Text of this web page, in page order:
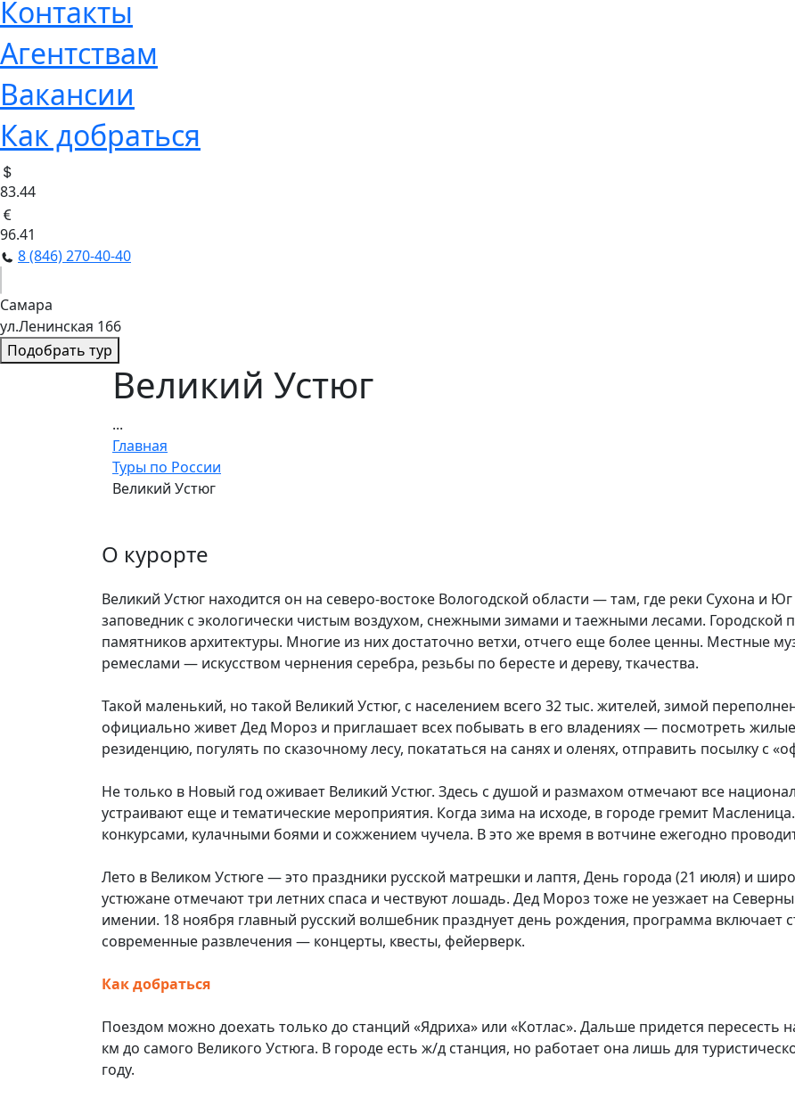
Контакты
Агентствам
Вакансии
Как добраться
83.44
96.41
8 (846) 270-40-40
Самара
ул.Ленинская 166
Подобрать тур
Великий Устюг
...
Главная
Туры по России
Великий Устюг
О курорте
Великий Устюг находится он на северо-востоке Вологодской области — там, где реки Сухона и
заповедник с экологически чистым воздухом, снежными зимами и таежными лесами. Городской
памятников архитектуры. Многие из них достаточно ветхи, отчего еще более ценны. Местные
ремеслами — искусством чернения серебра, резьбы по бересте и дереву, ткачества.
Такой маленький, но такой Великий Устюг, с населением всего 32 тыс. жителей, зимой
официально живет Дед Мороз и приглашает всех побывать в его владениях — посмотреть
резиденцию, погулять по сказочному лесу, покататься на санях и оленях, отправить посылку с
Не только в Новый год оживает Великий Устюг. Здесь с душой и размахом отмечают все
устраивают еще и тематические мероприятия. Когда зима на исходе, в городе гремит
конкурсами, кулачными боями и сожжением чучела. В это же время в вотчине ежегодно
Лето в Великом Устюге — это праздники русской матрешки и лаптя, День города (21 июля) и
устюжане отмечают три летних спаса и чествуют лошадь. Дед Мороз тоже не уезжает на
имении. 18 ноября главный русский волшебник празднует день рождения, программа включает
современные развлечения — концерты, квесты, фейерверк.
Как добраться
Поездом можно доехать только до станций «Ядриха» или «Котлас». Дальше придется пересесть
км до самого Великого Устюга. В городе есть ж/д станция, но работает она лишь для
году.